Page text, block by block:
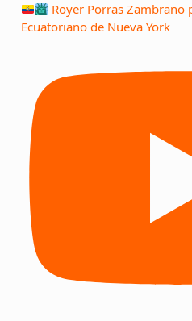
Royer Porras Zambrano
Ecuatoriano de Nueva York